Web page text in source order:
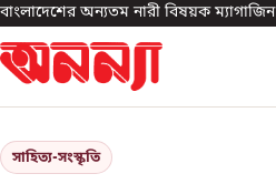
বাংলাদেশের অন্যতম নারী বিষয়ক ম্যাগাজিন
সাহিত্য-সংস্কৃতি